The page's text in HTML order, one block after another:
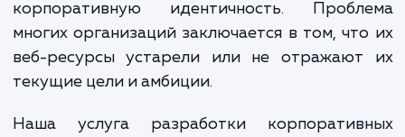
Корпоративный сайт - это лицо
компании в интернете, и оно должно
приятным, информативным и отражать
многих организаций заключается в том,